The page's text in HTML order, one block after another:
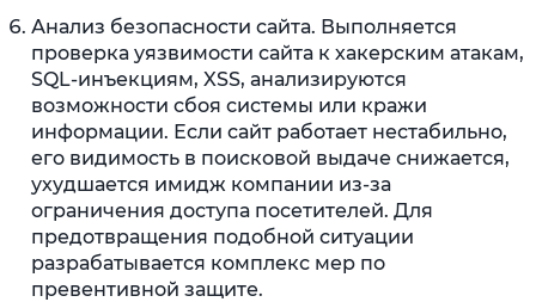
Анализ безопасности сайта. Выполняется
проверка уязвимости сайта к хакерским атакам,
SQL-инъекциям, XSS, анализируются
возможности сбоя системы или кражи
информации. Если сайт работает нестабильно,
его видимость в поисковой выдаче снижается,
ухудшается имидж компании из-за
ограничения доступа посетителей. Для
предотвращения подобной ситуации
разрабатывается комплекс мер по
превентивной защите.